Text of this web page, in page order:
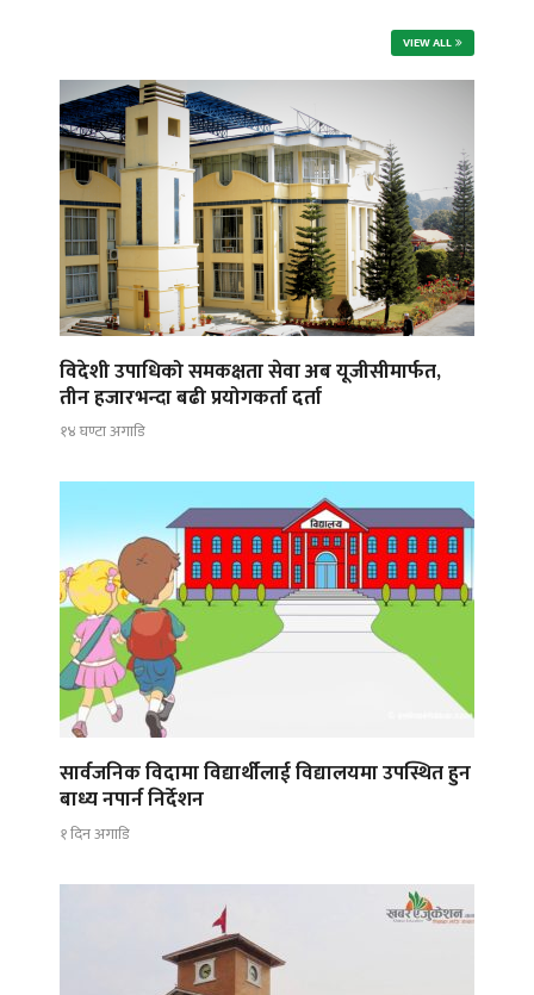
VIEW ALL
विदेशी उपाधिको समकक्षता सेवा अब यूजीसीमार्फत,
तीन हजारभन्दा बढी प्रयोगकर्ता दर्ता
१४ घण्टा अगाडि
सार्वजनिक विदामा विद्यार्थीलाई विद्यालयमा उपस्थित हुन
बाध्य नपार्न निर्देशन
१ दिन अगाडि